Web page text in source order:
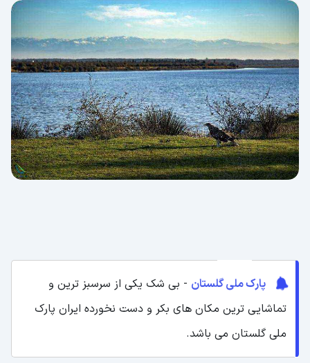
پارک ملی گلستان - بی شک یکی از سرسبز ترین و
تماشایی ترین مکان های بکر و دست نخورده ایران پارک
ملی گلستان می باشد.